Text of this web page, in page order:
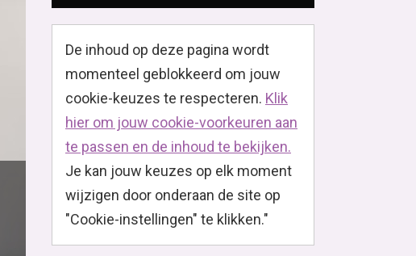
De inhoud op deze pagina wordt
momenteel geblokkeerd om jouw
cookie-keuzes te respecteren. Klik
hier om jouw cookie-voorkeuren aan
te passen en de inhoud te bekijken.
Je kan jouw keuzes op elk moment
wijzigen door onderaan de site op
"Cookie-instellingen" te klikken."